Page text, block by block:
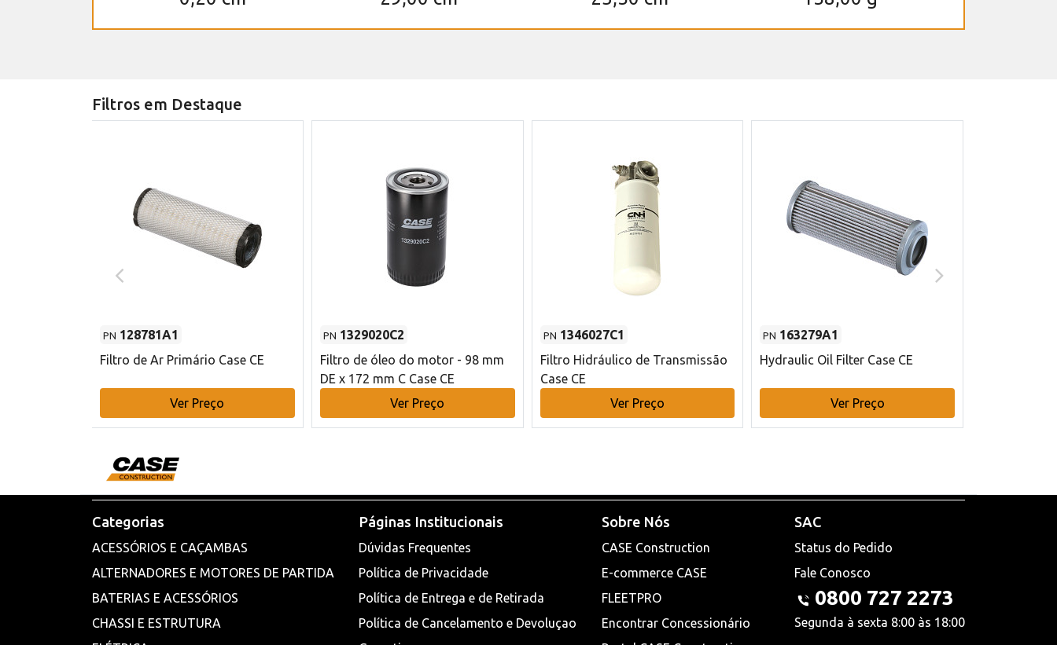
Filtros em Destaque
PN 128781A1
Filtro de Ar Primário Case CE
Ver Preço
PN 1329020C2
Filtro de óleo do motor - 98 mm
DE x 172 mm C Case CE
Ver Preço
PN 1346027C1
Filtro Hidráulico de Transmissão
Case CE
Ver Preço
PN 163279A1
Hydraulic Oil Filter Case CE
Ver Preço
Categorias
ACESSÓRIOS E CAÇAMBAS
ALTERNADORES E MOTORES DE PARTIDA
BATERIAS E ACESSÓRIOS
CHASSI E ESTRUTURA
Páginas Institucionais
Dúvidas Frequentes
Política de Privacidade
Política de Entrega e de Retirada
Política de Cancelamento e Devoluçao
Sobre Nós
CASE Construction
E-commerce CASE
FLEETPRO
Encontrar Concessionário
SAC
Status do Pedido
Fale Conosco
0800 727 2273
Segunda à sexta 8:00 às 18:00